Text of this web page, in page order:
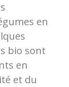
en
bio sont
en
et du